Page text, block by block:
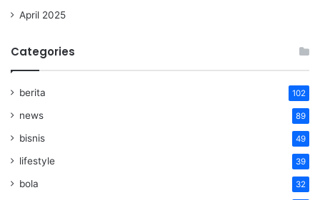
April 2025
Categories
berita 102
news 89
bisnis 49
lifestyle 39
bola 32